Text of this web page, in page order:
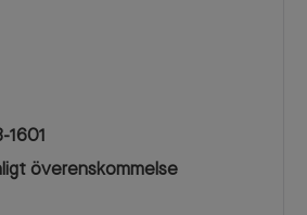
1601
överenskommelse